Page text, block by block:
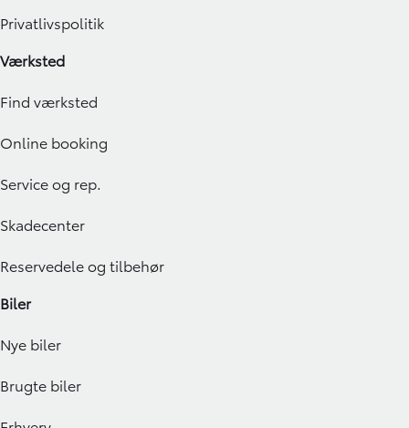
Privatlivspolitik
Værksted
Find værksted
Online booking
Service og rep.
Skadecenter
Reservedele og tilbehør
Biler
Nye biler
Brugte biler